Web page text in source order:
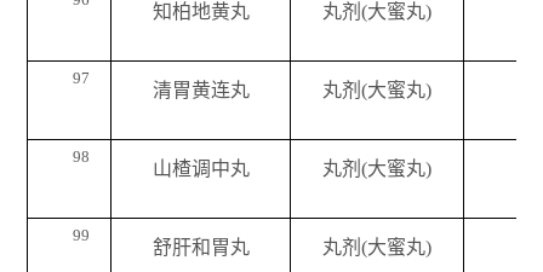
知柏地黄丸 丸剂(大蜜丸)
97
清胃黄连丸 丸剂(大蜜丸)
98
山楂调中丸 丸剂(大蜜丸)
99
舒肝和胃丸 丸剂(大蜜丸)